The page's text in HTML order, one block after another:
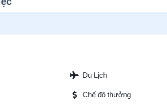
Du Lịch
Chế độ thưởng